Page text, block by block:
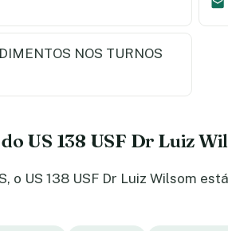
NOS TURNOS
US 138 USF Dr Luiz
o US 138 USF Dr Luiz Wilsom